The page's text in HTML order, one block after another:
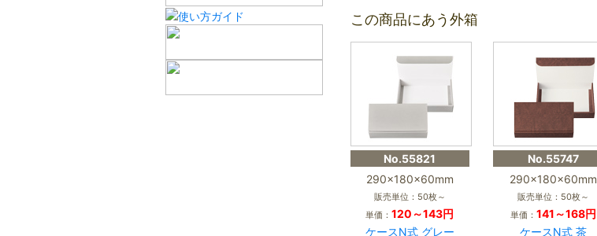
この商品にあう外箱
No.55821
290×180×60mm
販売単位：50枚～
単価：120～143円
ケースN式 グレー
No.55747
290×180×60mm
販売単位：50枚～
単価： 141～168円
ケースN式 茶